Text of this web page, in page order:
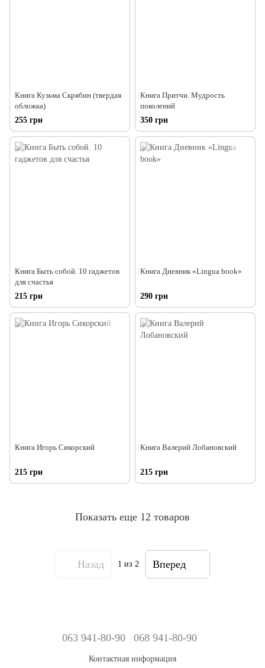
Книга Кузьма Скрябин (твердая
обложка)
255 грн
Книга Притчи. Мудрость
поколений
350 грн
Книга Быть собой. 10 гаджетов
для счастья
215 грн
Книга Дневник «Lingua book»
290 грн
Книга Игорь Сикорский
215 грн
Книга Валерий Лобановский
215 грн
Показать еще 12 товаров
Назад 1 из 2 Вперед
063 941-80-90 068 941-80-90
Контактная информация